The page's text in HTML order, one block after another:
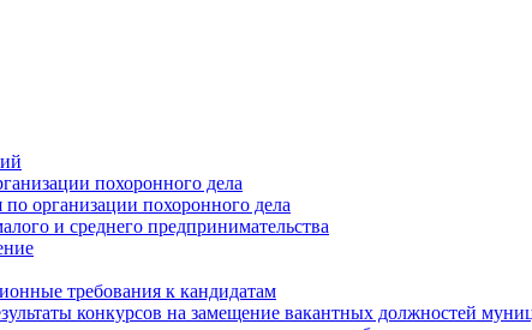
похоронного дела
организации похоронного дела
и среднего предпринимательства
требования к кандидатам
конкурсов на замещение вакантных должностей